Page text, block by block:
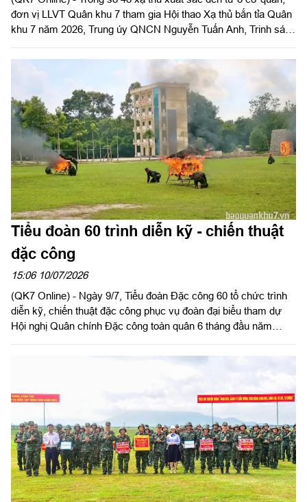
đơn vị LLVT Quân khu 7 tham gia Hội thao Xạ thủ bắn tỉa Quân
khu 7 năm 2026, Trung úy QNCN Nguyễn Tuấn Anh, Trinh sát
mưu Quân khu là một trong những gương mặt để lại nhiều dấu
ấn. Ba Huy chương Vàng, hai Huy chương Bạc và một Huy
chương Đồng không chỉ phản ánh trình độ chuyên môn vững
vàng mà còn là kết tinh của nhiều năm miệt mài khổ luyện, bền
bỉ vượt qua những giới hạn của bản thân.
Tiểu đoàn 60 trình diễn kỹ - chiến thuật
đặc công
15:06 10/07/2026
(QK7 Online) - Ngày 9/7, Tiểu đoàn Đặc công 60 tổ chức trình
diễn kỹ, chiến thuật đặc công phục vụ đoàn đại biểu tham dự
Hội nghị Quân chính Đặc công toàn quân 6 tháng đầu năm
độ huấn luyện, khả năng sẵn sàng chiến đấu và bản lĩnh của
Hoàng Minh Sơn, Phó Bí thư Đảng ủy, Tư lệnh Binh chủng Đặc
công; Thiếu tướng Nguyễn Quốc Duẫn, Bí thư Đảng ủy, Chính
ủy Binh chủng Đặc công và Thiếu tướng Trần Ngọc Minh, Phó
Tư lệnh Quân khu 7, cùng các đại biểu tham dự hội nghị.